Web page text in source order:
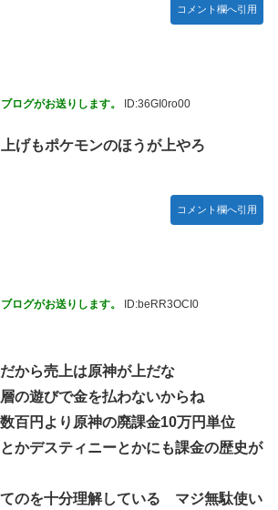
コメント欄へ引用
ログがお送りします。 ID:36GI0ro00
げもポケモンのほうが上やろ
コメント欄へ引用
ログがお送りします。 ID:beRR3OCI0
から売上は原神が上だな
の遊びで金を払わないからね
百円より原神の廃課金10万円単位
かデスティニーとかにも課金の歴史が
のを十分理解している マジ無駄使い